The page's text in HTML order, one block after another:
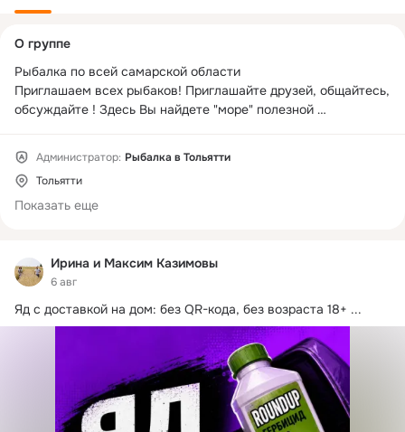
Ирина и Максим Казимовы
6 авг
Яд с доставкой на дом: без QR-кода, без возраста 18+ ...
колонка
О группе
Рыбалка по всей самарской области
Приглашаем всех рыбаков! Приглашайте друзей, общайтесь,
обсуждайте ! Здесь Вы найдете "море" полезной
Удачной рыбалки !!!
Администратор: Рыбалка в Тольятти
Тольятти
Показать еще